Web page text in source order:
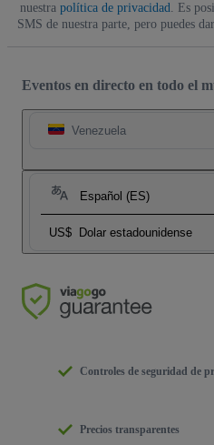
nuestra política de privacidad. Es
SMS de nuestra parte, pero puedes
Eventos en directo en todo el
Venezuela
Español (ES)
US$ Dolar estadounidense
Controles de seguridad de
Precios transparentes